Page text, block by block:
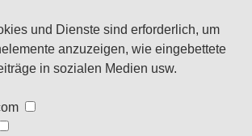
und Dienste sind erforderlich, um
anzuzeigen, wie eingebettete
in sozialen Medien usw.